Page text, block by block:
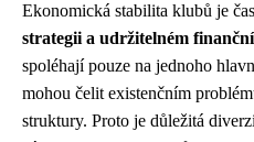
Ekonomická stabilita klubů je
strategii a udržitelném
spoléhají pouze na jednoho
mohou čelit existenčním
struktury. Proto je důležitá